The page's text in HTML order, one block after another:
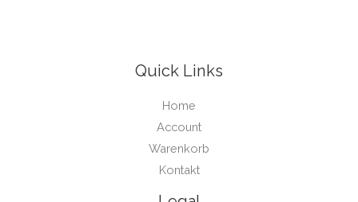
Quick Links
Home
Account
Warenkorb
Kontakt